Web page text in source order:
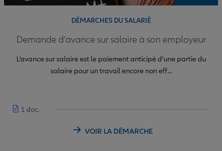
DÉMARCHES DU SALARIÉ
Demande d’avance sur salaire à son employeur
L’avance sur salaire est le paiement anticipé d’une partie du
salaire pour un travail encore non eff...
1 doc.
VOIR LA DÉMARCHE